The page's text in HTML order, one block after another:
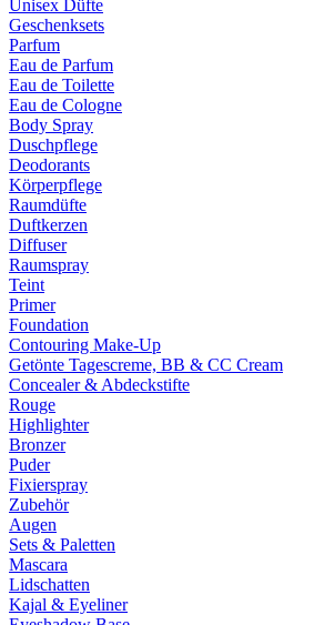
Unisex Düfte
Geschenksets
Parfum
Eau de Parfum
Eau de Toilette
Eau de Cologne
Body Spray
Duschpflege
Deodorants
Körperpflege
Raumdüfte
Duftkerzen
Diffuser
Raumspray
Teint
Primer
Foundation
Contouring Make-Up
Getönte Tagescreme, BB & CC Cream
Concealer & Abdeckstifte
Rouge
Highlighter
Bronzer
Puder
Fixierspray
Zubehör
Augen
Sets & Paletten
Mascara
Lidschatten
Kajal & Eyeliner